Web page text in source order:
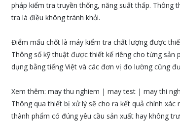
pháp kiểm tra truyền thống, năng suất thấp. Thông
tra là điều không tránh khỏi.
Điểm mấu chốt là máy kiểm tra chất lượng được
Thông số kỹ thuật được thiết kế riêng cho từng
dụng bằng tiếng Việt và các đơn vị đo lường cũng
Xem thêm: may thu nghiem | may test | may thi
Thông qua thiết bị xử lý sẽ cho ra kết quả chính
thành phẩm có đúng yêu cầu sản xuất hay không